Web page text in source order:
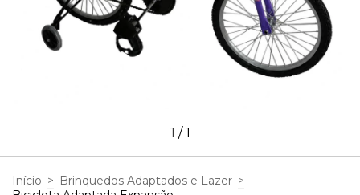
1 /1
Início > Brinquedos Adaptados e Lazer >